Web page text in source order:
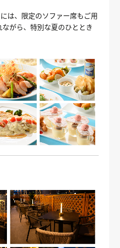
は、限定のソファー席もご用
がら、特別な夏のひととき